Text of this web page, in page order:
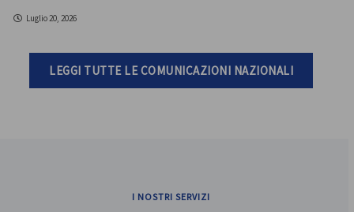
Luglio 20, 2026
LEGGI TUTTE LE COMUNICAZIONI NAZIONALI
I NOSTRI SERVIZI